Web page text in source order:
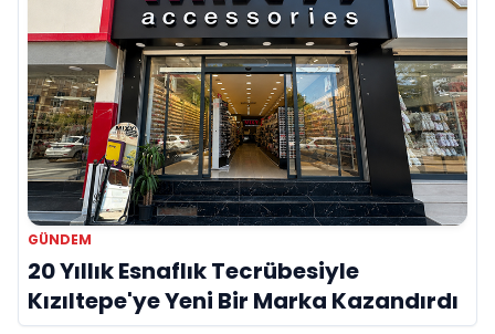
GÜNDEM
20 Yıllık Esnaflık Tecrübesiyle
Kızıltepe'ye Yeni Bir Marka Kazandırdı